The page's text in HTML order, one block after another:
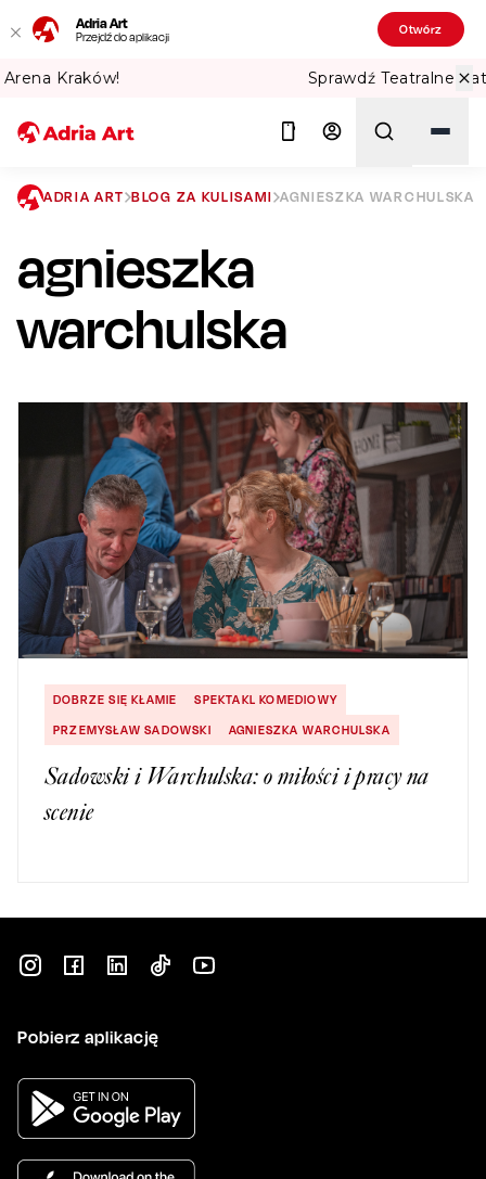
Adria Art
Przejdź do aplikacji Otwórz
Sprawdź Teatralne Lato w PKiN! 🏛️
ADRIA ART BLOG ZA KULISAMI AGNIESZKA WARCHULSKA
agnieszka
warchulska
DOBRZE SIĘ KŁAMIE
SPEKTAKL KOMEDIOWY
PRZEMYSŁAW SADOWSKI
AGNIESZKA WARCHULSKA
Sadowski i Warchulska: o miłości i pracy na
scenie
Pobierz aplikację